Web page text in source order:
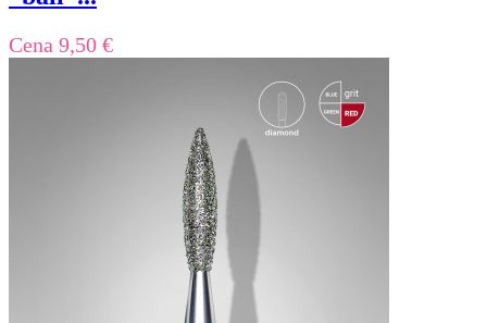
Cena 9,50 €